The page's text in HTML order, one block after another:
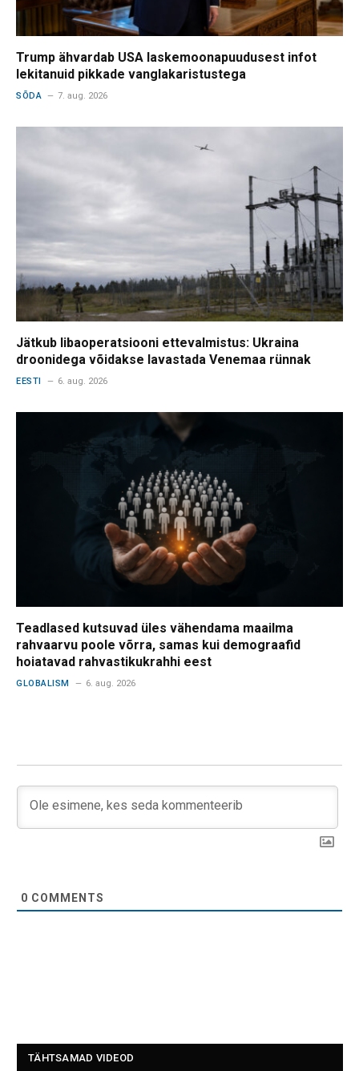
Trump ähvardab USA laskemoonapuudusest infot
lekitanuid pikkade vanglakaristustega
SÕDA 7. aug. 2026
Jätkub libaoperatsiooni ettevalmistus: Ukraina
droonidega võidakse lavastada Venemaa rünnak
EESTI 6. aug. 2026
Teadlased kutsuvad üles vähendama maailma
rahvaarvu poole võrra, samas kui demograafid
hoiatavad rahvastikukrahhi eest
GLOBALISM 6. aug. 2026
0 COMMENTS
TÄHTSAMAD VIDEOD